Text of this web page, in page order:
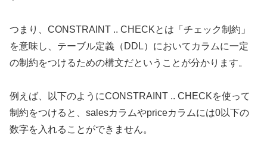
つまり、CONSTRAINT .. CHECKとは「チェック制約」
を意味し、テーブル定義（DDL）においてカラムに一定
の制約をつけるための構文だということが分かります。
例えば、以下のようにCONSTRAINT .. CHECKを使って
制約をつけると、salesカラムやpriceカラムには0以下の
数字を入れることができません。